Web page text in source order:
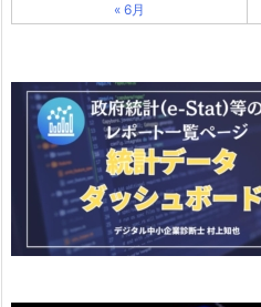
« 6月